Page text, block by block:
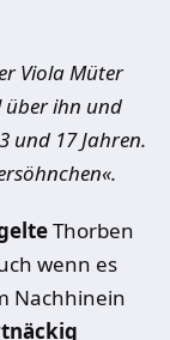
Viola Müter
über ihn und
und 17 Jahren.
Thorben
wenn es
Nachhinein